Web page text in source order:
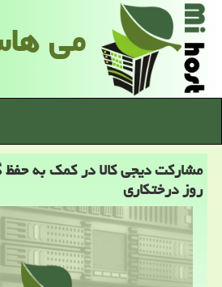
می
مشاركت دیجی كالا در كمك به
روز درختكاری